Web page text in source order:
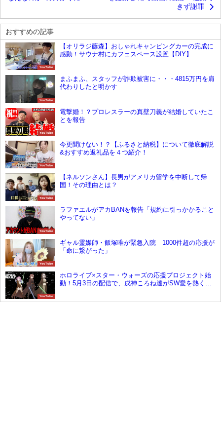
きず謝罪
おすすめの記事
YouTube
【オリラジ藤森】おしゃれキャンピングカーの完成に
感動！サウナ村にカフェスペース設置【DIY】
YouTube
まふまふ、スタッフが詐欺被害に・・・4815万円を肩
代わりしたと明かす
YouTube
電撃婚！？プロレスラーの真壁刀義が結婚していたこ
とを報告
YouTube
今更聞けない！？【ふるさと納税】について徹底解説
&おすすめ返礼品を４つ紹介！
YouTube
【ネルソンさん】長男がアメリカ留学を中断して帰
国！その理由とは？
YouTube
ラファエルがアカBANを報告「規約に引っかかること
やってない」
YouTube
ギャル霊媒師・飯塚唯が緊急入院 1000件超の応援が
「命に繋がった」
YouTube
ホロライブ×スター・ウォーズの応援プロジェクト始
動！5月3日の配信で、戌神ころね達がSW愛を熱く語